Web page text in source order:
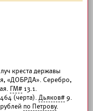
креста державы
«ДОБРДА». Серебро,
ГМ# 13.1.
(черта). Дьяков# 9.
по Петрову.